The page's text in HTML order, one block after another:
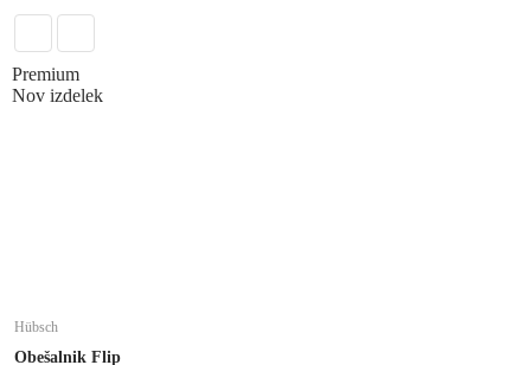
Premium
Nov izdelek
Hübsch
Obešalnik Flip